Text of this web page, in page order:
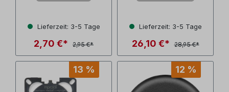
Lieferzeit: 3-5 Tage
2,70 €* 2,95 €*
Lieferzeit: 3-5 Tage
26,10 €* 28,95 €*
13 % 12 %